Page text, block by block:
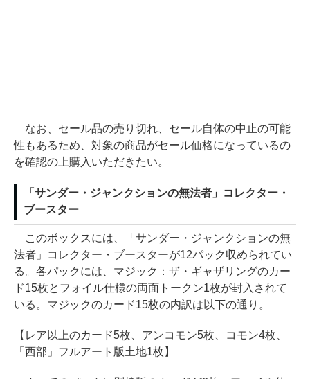
なお、セール品の売り切れ、セール自体の中止の可能
性もあるため、対象の商品がセール価格になっているの
を確認の上購入いただきたい。
「サンダー・ジャンクションの無法者」コレクター・
ブースター
このボックスには、「サンダー・ジャンクションの無
法者」コレクター・ブースターが12パック収められてい
る。各パックには、マジック：ザ・ギャザリングのカー
ド15枚とフォイル仕様の両面トークン1枚が封入されて
いる。マジックのカード15枚の内訳は以下の通り。
【レア以上のカード5枚、アンコモン5枚、コモン4枚、
「西部」フルアート版土地1枚】